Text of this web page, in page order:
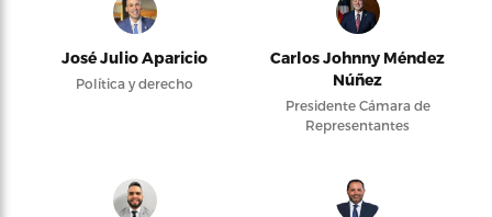
José Julio Aparicio
Política y derecho
Carlos Johnny Méndez
Núñez
Presidente Cámara de
Representantes